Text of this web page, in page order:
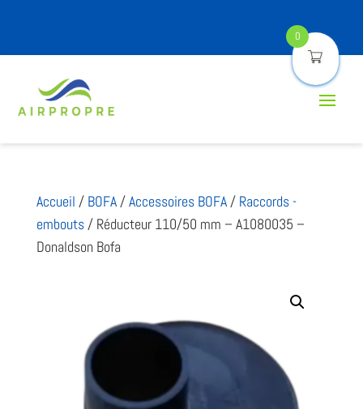
Accueil / BOFA/Accessoires BOFA/ Raccords -
embouts/ Réducteur 110/50 mm – A1080035 –
Donaldson Bofa
0